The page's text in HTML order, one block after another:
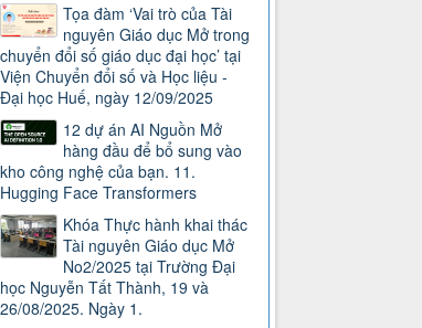
Tọa đàm ‘Vai trò của Tài
nguyên Giáo dục Mở trong
chuyển đổi số giáo dục đại học’ tại
Viện Chuyển đổi số và Học liệu -
Đại học Huế, ngày 12/09/2025
12 dự án AI Nguồn Mở
hàng đầu để bổ sung vào
kho công nghệ của bạn. 11.
Hugging Face Transformers
Khóa Thực hành khai thác
Tài nguyên Giáo dục Mở
No2/2025 tại Trường Đại
học Nguyễn Tất Thành, 19 và
26/08/2025. Ngày 1.